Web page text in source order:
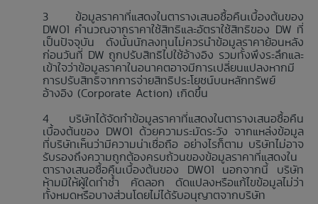
ข้อมูลราคาที่แสดงในตารางเสนอซื้อคืนเบื้องต้นของ
DW01 คำนวณจากราคาใช้สิทธิและอัตราใช้สิทธิของ DW ที่
เป็นปัจจุบัน ดังนั้นนักลงทุนไม่ควรนำข้อมูลราคาย้อนหลัง
ก่อนวันที่ DW ถูกปรับสิทธิไปใช้อ้างอิง รวมทั้งพึงระลึกและ
เข้าใจว่าข้อมูลราคาในอนาคตอาจมีการเปลี่ยนแปลงหากมี
การปรับสิทธิจากการจ่ายสิทธิประโยชน์บนหลักทรัพย์
อ้างอิง (Corporate Action) เกิดขึ้น
บริษัทได้จัดทำข้อมูลราคาที่แสดงในตารางเสนอซื้อคืน
เบื้องต้นของ DW01 ด้วยความระมัดระวัง จากแหล่งข้อมูล
ที่บริษัทเห็นว่ามีความน่าเชื่อถือ อย่างไรก็ตาม บริษัทไม่อาจ
รับรองถึงความถูกต้องครบถ้วนของข้อมูลราคาที่แสดงใน
ตารางเสนอซื้อคืนเบื้องต้นของ DW01 นอกจากนี้ บริษัท
ห้ามมิให้ผู้ใดทำซ้ำ คัดลอก ดัดแปลงหรือแก้ไขข้อมูลไม่ว่า
ทั้งหมดหรือบางส่วนโดยไม่ได้รับอนุญาตจากบริษัท